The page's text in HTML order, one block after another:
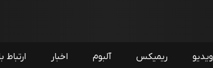
ریمیکس آلبوم اخبار ارتباط